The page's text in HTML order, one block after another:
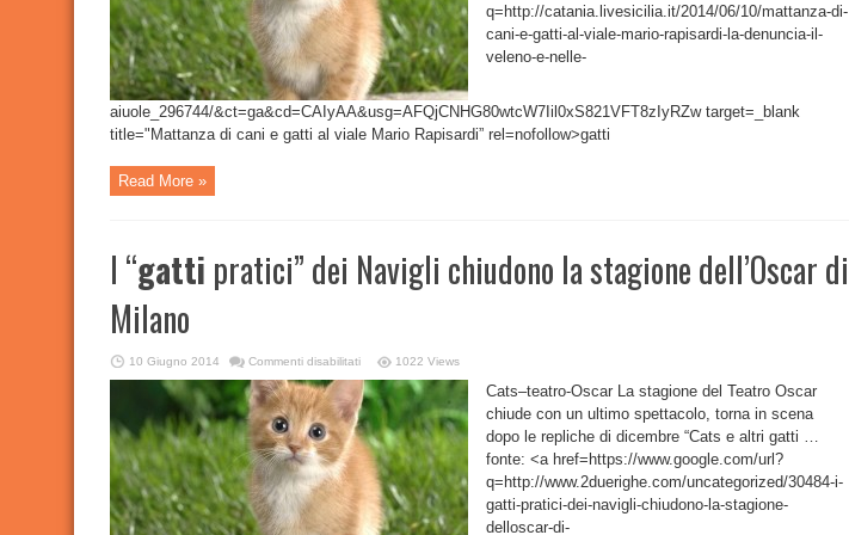
Rapisardi
q=http://catania.livesicilia.it/2014/06/10/mattanza-di-
cani-e-gatti-al-viale-mario-rapisardi-la-denuncia-il-
veleno-e-nelle-
aiuole_296744/&ct=ga&cd=CAIyAA&usg=AFQjCNHG80wtcW7Iil0xS821VFT8zIyRZw target=_blank
title="Mattanza di cani e gatti al viale Mario Rapisardi” rel=nofollow>gatti
Read More »
I “gatti pratici” dei Navigli chiudono la stagione dell’Oscar di
Milano
10 Giugno 2014 Commenti disabilitatisu
gatti
pratici”
dei
Navigli
chiudono
la
stagione
dell’Oscar
Milano
1022 Views
Cats–teatro-Oscar La stagione del Teatro Oscar
chiude con un ultimo spettacolo, torna in scena
dopo le repliche di dicembre “Cats e altri gatti …
fonte: <a href=https://www.google.com/url?
q=http://www.2duerighe.com/uncategorized/30484-i-
gatti-pratici-dei-navigli-chiudono-la-stagione-
delloscar-di-